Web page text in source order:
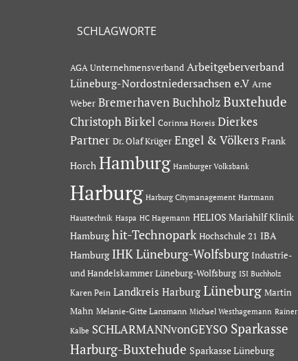
SCHLAGWORTE
AGA Unternehmensverband Arbeitgeberverband
Lüneburg-Nordostniedersachsen e.V Arne
Weber BremerhavenBuchholzBuxtehude
Christoph Birkel Corinna Horeis Dierkes
Partner Dr. Olaf Krüger Engel & Völkers Frank
Horch Hamburg Hamburger Volksbank
Harburg Harburg Citymanagement Hartmann
Haustechnik Haspa HC Hagemann HELIOS Mariahilf Klinik
Hamburg hit-Technopark Hochschule 21 IBA
Hamburg IHK Lüneburg-Wolfsburg Industrie-
und Handelskammer Lüneburg-Wolfsburg ISI Buchholz
Karen Pein Landkreis Harburg Lüneburg Martin
Mahn Melanie-Gitte Lansmann Michael Westhagemann Rainer
Kalbe SCHLARMANNvonGEYSO Sparkasse
Harburg-Buxtehude Sparkasse Lüneburg